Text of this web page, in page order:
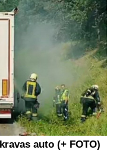
auto (+ FOTO)